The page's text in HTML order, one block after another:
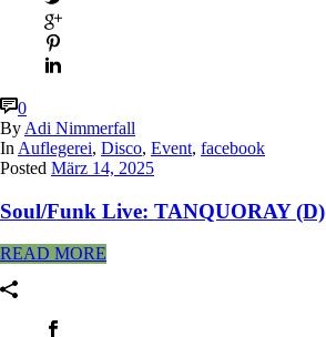
0
By Adi Nimmerfall
In Auflegerei, Disco, Event, facebook
Posted März 14, 2025
Soul/Funk Live: TANQUORAY (D)
READ MORE